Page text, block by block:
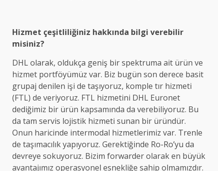
Hizmet çeşitliliğiniz hakkında bilgi verebilir
misiniz?
DHL olarak, oldukça geniş bir spektruma ait ürün ve
hizmet portföyümüz var. Biz bugün son derece basit
grupaj denilen işi de taşıyoruz, komple tır hizmeti
(FTL) de veriyoruz. FTL hizmetini DHL Euronet
dediğimiz bir ürün kapsamında da verebiliyoruz. Bu
da tam servis lojistik hizmeti sunan bir üründür.
Onun haricinde intermodal hizmetlerimiz var. Trenle
de taşımacılık yapıyoruz. Gerektiğinde Ro-Ro’yu da
devreye sokuyoruz. Bizim forwarder olarak en büyük
avantajımız operasyonel esnekliğe sahip olmamızdır.